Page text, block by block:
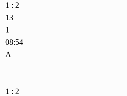
1 : 2
13
1
08:54
A
1 : 2